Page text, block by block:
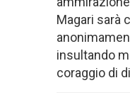
Magari sarà
insultando
coraggio di